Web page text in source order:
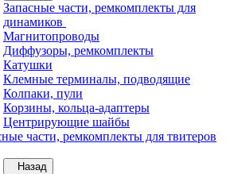
Запасные части, ремкомплекты для
динамиков
Магнитопроводы
Диффузоры, ремкомплекты
Катушки
Клемные терминалы, подводящие
Колпаки, пули
Корзины, кольца-адаптеры
Центрирующие шайбы
части, ремкомплекты для твитеров
Назад